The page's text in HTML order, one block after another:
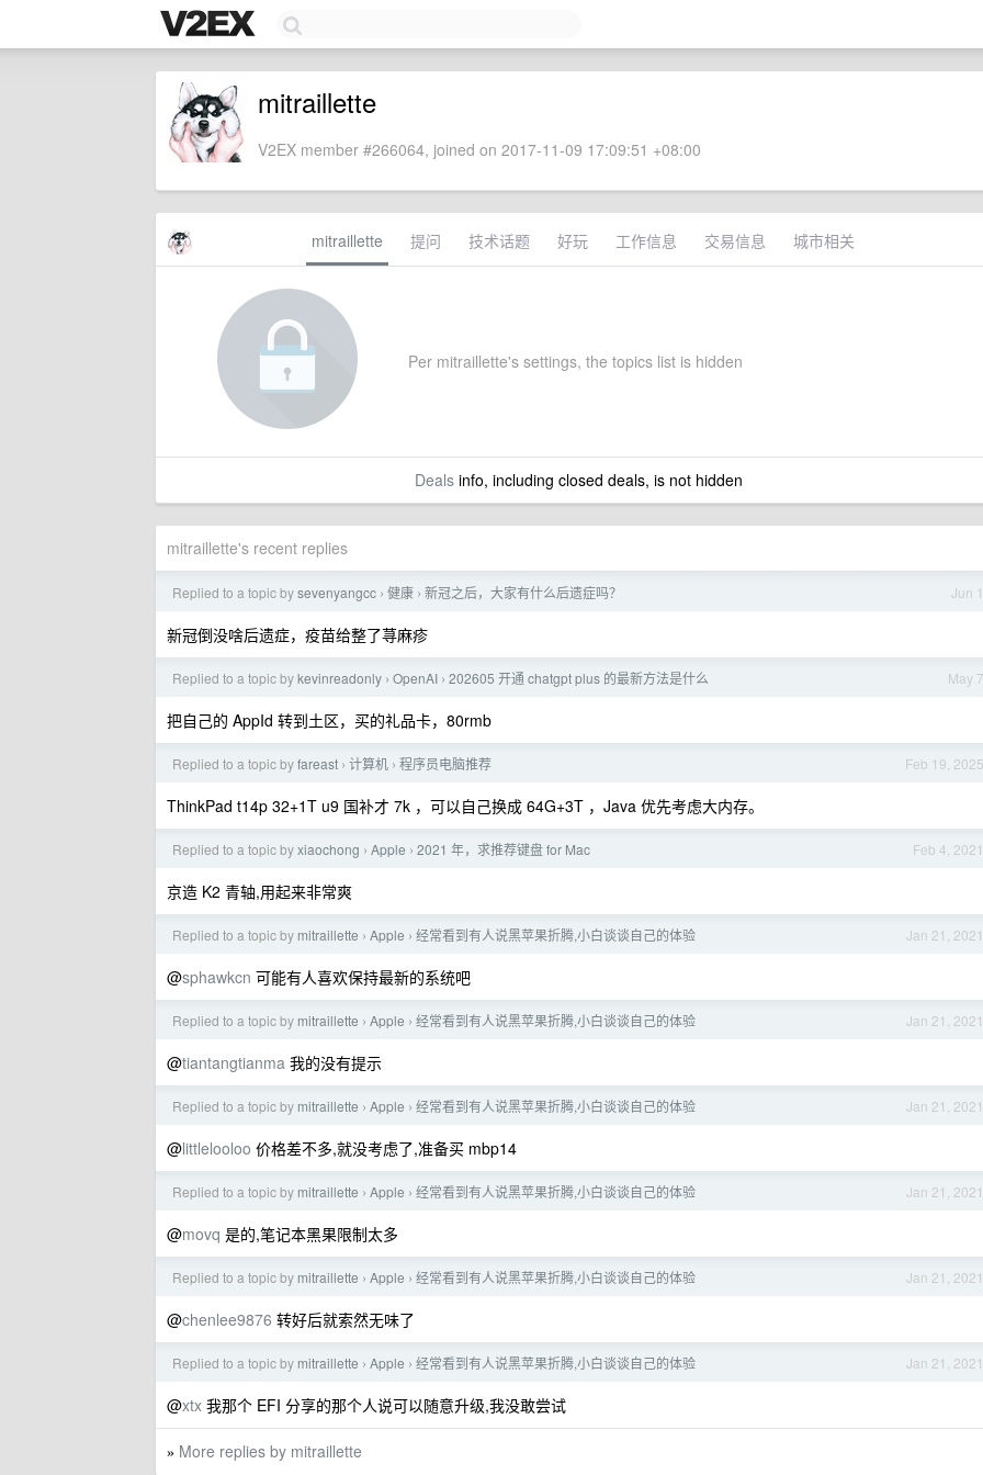
mitraillette
V2EX member #266064, joined on 2017-11-09 17:09:51 +08:00
mitraillette 提问 技术话题 好玩 工作信息 交易信息 城市相关
Per mitraillette's settings, the topics list is hidden
Dealsinfo, including closed deals, is not hidden
mitraillette's recent replies
Jun 1
Replied to a topic bysevenyangcc › 健康 › 新冠之后，大家有什么后遗症吗？
新冠倒没啥后遗症，疫苗给整了荨麻疹
May 7
Replied to a topic bykevinreadonly › OpenAI › 202605 开通 chatgpt plus 的最新方法是什么
把自己的 AppId 转到土区，买的礼品卡，80rmb
Feb 19, 2025
Replied to a topic byfareast › 计算机 › 程序员电脑推荐
ThinkPad t14p 32+1T u9 国补才 7k ，可以自己换成 64G+3T ，Java 优先考虑大内存。
Feb 4, 2021
Replied to a topic byxiaochong › Apple › 2021 年，求推荐键盘 for Mac
京造 K2 青轴,用起来非常爽
Jan 21, 2021
Replied to a topic by mitraillette › Apple › 经常看到有人说黑苹果折腾,小白谈谈自己的体验
@sphawkcn 可能有人喜欢保持最新的系统吧
Jan 21, 2021
Replied to a topic by mitraillette › Apple › 经常看到有人说黑苹果折腾,小白谈谈自己的体验
@tiantangtianma 我的没有提示
Jan 21, 2021
Replied to a topic by mitraillette › Apple › 经常看到有人说黑苹果折腾,小白谈谈自己的体验
@littlelooloo 价格差不多,就没考虑了,准备买 mbp14
Jan 21, 2021
Replied to a topic by mitraillette › Apple › 经常看到有人说黑苹果折腾,小白谈谈自己的体验
@movq 是的,笔记本黑果限制太多
Jan 21, 2021
Replied to a topic by mitraillette › Apple › 经常看到有人说黑苹果折腾,小白谈谈自己的体验
@chenlee9876 转好后就索然无味了
Jan 21, 2021
Replied to a topic by mitraillette › Apple › 经常看到有人说黑苹果折腾,小白谈谈自己的体验
@xtx 我那个 EFI 分享的那个人说可以随意升级,我没敢尝试
» More replies by mitraillette